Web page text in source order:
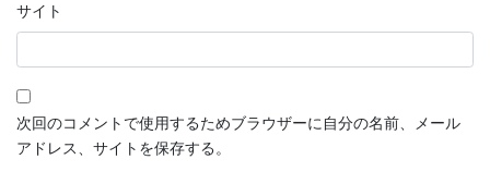
サイト
次回のコメントで使用するためブラウザーに自分の名前、メール
アドレス、サイトを保存する。